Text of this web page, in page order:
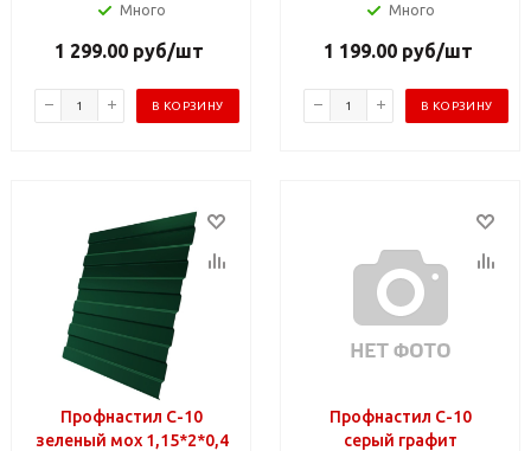
Много
1 299.00 руб/шт
В КОРЗИНУ
Много
1 199.00 руб/шт
В КОРЗИНУ
Профнастил С-10
зеленый мох 1,15*2*0,4
Профнастил С-10
серый графит